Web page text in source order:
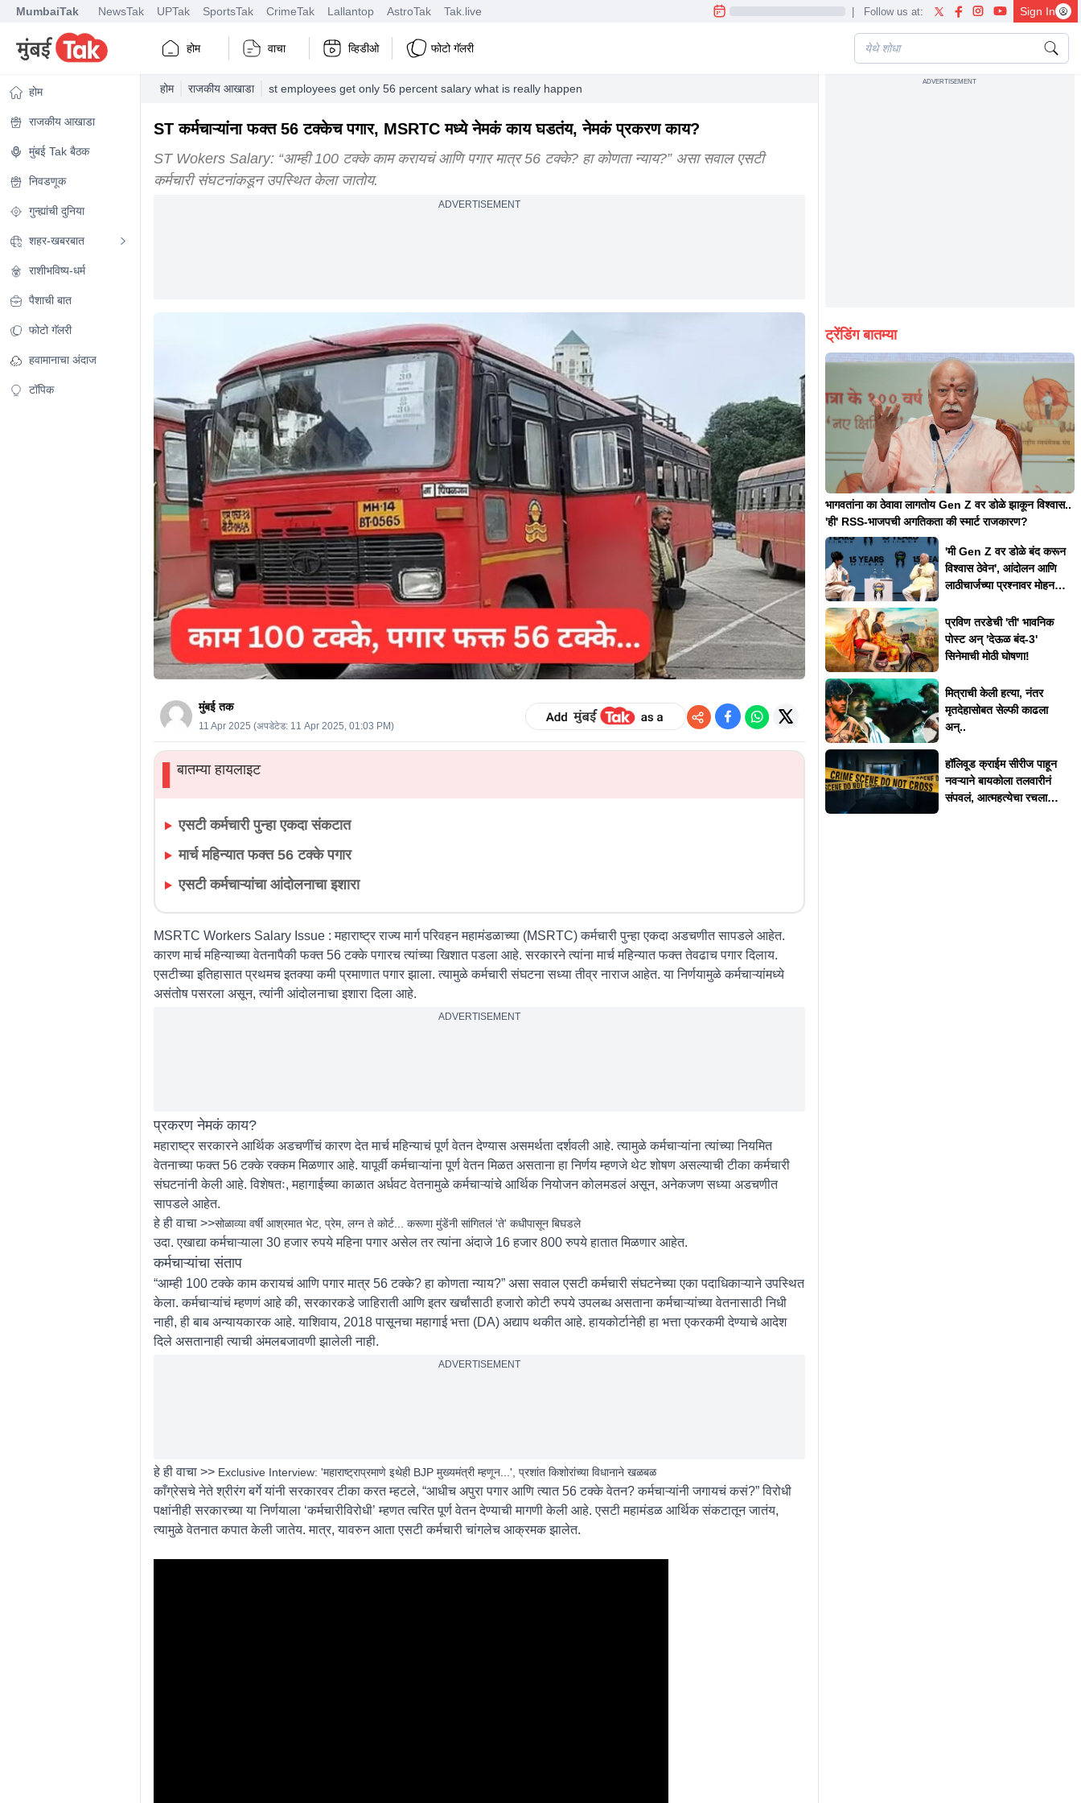
MumbaiTak NewsTak UPTak SportsTak CrimeTak Lallantop AstroTak Tak.live | Follow us at: Sign In
होम वाचा व्हिडीओ फोटो गॅलरी
होम
राजकीय आखाडा
मुंबई Tak बैठक
निवडणूक
गुन्ह्यांची दुनिया
शहर-खबरबात
राशीभविष्य-धर्म
पैशाची बात
फोटो गॅलरी
हवामानाचा अंदाज
टॉपिक
होम राजकीय आखाडा st employees get only 56 percent salary what is really happening in msrtc what is the real issue
ST कर्मचाऱ्यांना फक्त 56 टक्केच पगार, MSRTC मध्ये नेमकं काय घडतंय, नेमकं प्रकरण काय?
ST Wokers Salary: “आम्ही 100 टक्के काम करायचं आणि पगार मात्र 56 टक्के? हा कोणता न्याय?” असा सवाल एसटी
कर्मचारी संघटनांकडून उपस्थित केला जातोय.
ADVERTISEMENT
मुंबई तक
11 Apr 2025 (अपडेटेड: 11 Apr 2025, 01:03 PM)
▌बातम्या हायलाइट
एसटी कर्मचारी पुन्हा एकदा संकटात
मार्च महिन्यात फक्त 56 टक्के पगार
एसटी कर्मचाऱ्यांचा आंदोलनाचा इशारा
MSRTC Workers Salary Issue :महाराष्ट्र राज्य मार्ग परिवहन महामंडळाच्या (MSRTC) कर्मचारी पुन्हा एकदा अडचणीत सापडले आहेत.
कारण मार्च महिन्याच्या वेतनापैकी फक्त 56 टक्के पगारच त्यांच्या खिशात पडला आहे. सरकारने त्यांना मार्च महिन्यात फक्त तेवढाच पगार दिलाय.
एसटीच्या इतिहासात प्रथमच इतक्या कमी प्रमाणात पगार झाला. त्यामुळे कर्मचारी संघटना सध्या तीव्र नाराज आहेत. या निर्णयामुळे कर्मचाऱ्यांमध्ये
असंतोष पसरला असून, त्यांनी आंदोलनाचा इशारा दिला आहे.
ADVERTISEMENT
प्रकरण नेमकं काय?
महाराष्ट्र सरकारने आर्थिक अडचणींचं कारण देत मार्च महिन्याचं पूर्ण वेतन देण्यास असमर्थता दर्शवली आहे. त्यामुळे कर्मचाऱ्यांना त्यांच्या नियमित
वेतनाच्या फक्त 56 टक्के रक्कम मिळणार आहे. यापूर्वी कर्मचाऱ्यांना पूर्ण वेतन मिळत असताना हा निर्णय म्हणजे थेट शोषण असल्याची टीका कर्मचारी
संघटनांनी केली आहे. विशेषतः, महागाईच्या काळात अर्धवट वेतनामुळे कर्मचाऱ्यांचे आर्थिक नियोजन कोलमडलं असून, अनेकजण सध्या अडचणीत
सापडले आहेत.
हे ही वाचा >>सोळाव्या वर्षी आश्रमात भेट, प्रेम, लग्न ते कोर्ट... करूणा मुंडेंनी सांगितलं 'ते' कधीपासून बिघडले
उदा. एखाद्या कर्मचाऱ्याला 30 हजार रुपये महिना पगार असेल तर त्यांना अंदाजे 16 हजार 800 रुपये हातात मिळणार आहेत.
कर्मचाऱ्यांचा संताप
“आम्ही 100 टक्के काम करायचं आणि पगार मात्र 56 टक्के? हा कोणता न्याय?” असा सवाल एसटी कर्मचारी संघटनेच्या एका पदाधिकाऱ्याने उपस्थित
केला. कर्मचाऱ्यांचं म्हणणं आहे की, सरकारकडे जाहिराती आणि इतर खर्चांसाठी हजारो कोटी रुपये उपलब्ध असताना कर्मचाऱ्यांच्या वेतनासाठी निधी
नाही, ही बाब अन्यायकारक आहे. याशिवाय, 2018 पासूनचा महागाई भत्ता (DA) अद्याप थकीत आहे. हायकोर्टानेही हा भत्ता एकरकमी देण्याचे आदेश
दिले असतानाही त्याची अंमलबजावणी झालेली नाही.
ADVERTISEMENT
हे ही वाचा >> Exclusive Interview: 'महाराष्ट्राप्रमाणे इथेही BJP मुख्यमंत्री म्हणून...', प्रशांत किशोरांच्या विधानाने खळबळ
काँग्रेसचे नेते श्रीरंग बर्गे यांनी सरकारवर टीका करत म्हटले, “आधीच अपुरा पगार आणि त्यात 56 टक्के वेतन? कर्मचाऱ्यांनी जगायचं कसं?” विरोधी
पक्षांनीही सरकारच्या या निर्णयाला ‘कर्मचारीविरोधी’ म्हणत त्वरित पूर्ण वेतन देण्याची मागणी केली आहे. एसटी महामंडळ आर्थिक संकटातून जातंय,
त्यामुळे वेतनात कपात केली जातेय. मात्र, यावरुन आता एसटी कर्मचारी चांगलेच आक्रमक झालेत.
ADVERTISEMENT
ट्रेंडिंग बातम्या
भागवतांना का ठेवावा लागतोय Gen Z वर डोळे झाकून विश्वास..
'ही' RSS-भाजपची अगतिकता की स्मार्ट राजकारण?
'मी Gen Z वर डोळे बंद करून
विश्वास ठेवेन', आंदोलन आणि
लाठीचार्जच्या प्रश्नावर मोहन
प्रविण तरडेची 'ती' भावनिक
पोस्ट अन् 'देऊळ बंद-3'
सिनेमाची मोठी घोषणा!
मित्राची केली हत्या, नंतर
मृतदेहासोबत सेल्फी काढला
अन्..
हॉलिवूड क्राईम सीरीज पाहून
नवऱ्याने बायकोला तलवारीनं
संपवलं, आत्महत्येचा रचला